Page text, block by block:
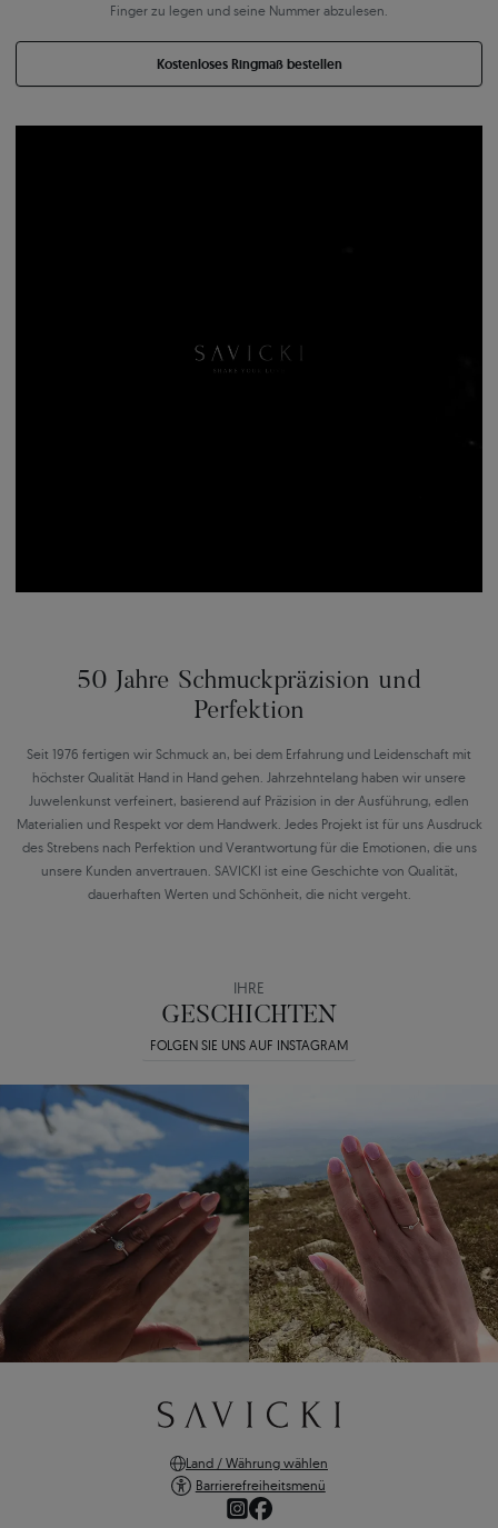
Finger zu legen und seine Nummer abzulesen.
Kostenloses Ringmaß bestellen
50 Jahre Schmuckpräzision und
Perfektion
Seit 1976 fertigen wir Schmuck an, bei dem Erfahrung und Leidenschaft mit
höchster Qualität Hand in Hand gehen. Jahrzehntelang haben wir unsere
Juwelenkunst verfeinert, basierend auf Präzision in der Ausführung, edlen
Materialien und Respekt vor dem Handwerk. Jedes Projekt ist für uns Ausdruck
des Strebens nach Perfektion und Verantwortung für die Emotionen, die uns
unsere Kunden anvertrauen. SAVICKI ist eine Geschichte von Qualität,
dauerhaften Werten und Schönheit, die nicht vergeht.
IHRE
GESCHICHTEN
FOLGEN SIE UNS AUF INSTAGRAM
Land / Währung wählen
Barrierefreiheitsmenü